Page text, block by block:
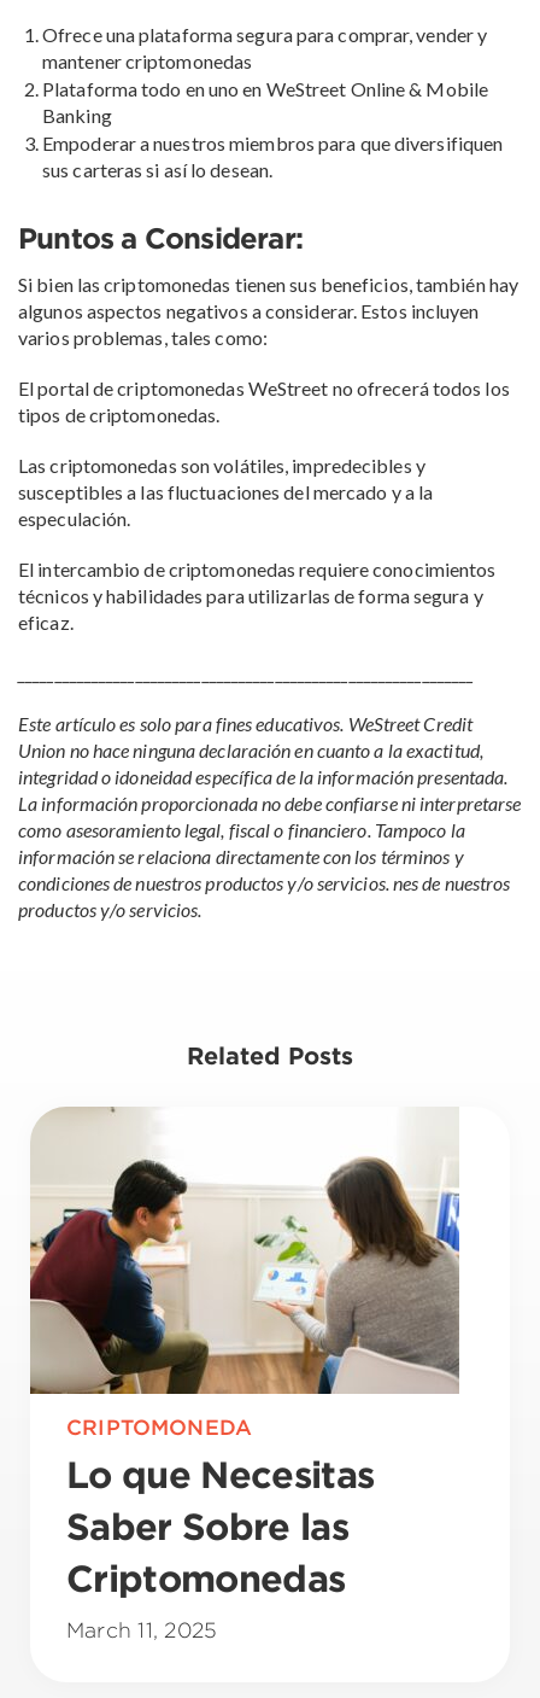
Ofrece una plataforma segura para comprar, vender y
mantener criptomonedas
Plataforma todo en uno en WeStreet Online & Mobile
Banking
Empoderar a nuestros miembros para que diversifiquen
sus carteras si así lo desean.
Puntos a Considerar:
Si bien las criptomonedas tienen sus beneficios, también hay
algunos aspectos negativos a considerar. Estos incluyen
varios problemas, tales como:
El portal de criptomonedas WeStreet no ofrecerá todos los
tipos de criptomonedas.
Las criptomonedas son volátiles, impredecibles y
susceptibles a las fluctuaciones del mercado y a la
especulación.
El intercambio de criptomonedas requiere conocimientos
técnicos y habilidades para utilizarlas de forma segura y
eficaz.
Este artículo es solo para fines educativos. WeStreet Credit
Union no hace ninguna declaración en cuanto a la exactitud,
integridad o idoneidad específica de la información presentada.
La información proporcionada no debe confiarse ni interpretarse
como asesoramiento legal, fiscal o financiero. Tampoco la
información se relaciona directamente con los términos y
condiciones de nuestros productos y/o servicios.nes de nuestros
productos y/o servicios.
Related Posts
CRIPTOMONEDA
Lo que Necesitas
Saber Sobre las
Criptomonedas
March 11, 2025